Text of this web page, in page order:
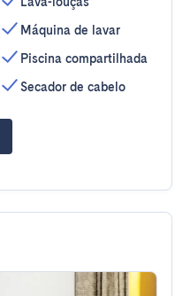
Máquina de lavar
Piscina compartilhada
Secador de cabelo